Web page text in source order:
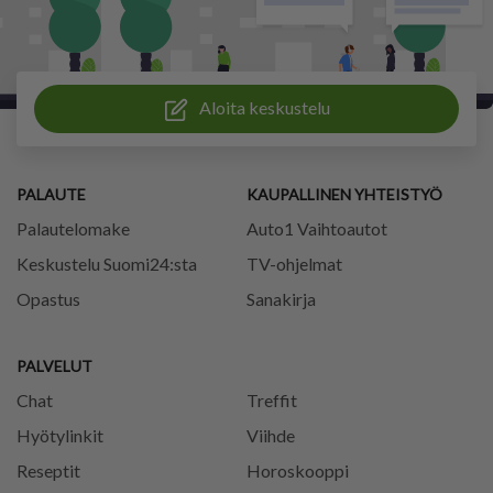
Aloita keskustelu
PALAUTE
Palautelomake
Keskustelu Suomi24:sta
Opastus
PALVELUT
Chat
Treffit
Hyötylinkit
Viihde
Reseptit
Horoskooppi
KAUPALLINEN YHTEISTYÖ
Auto1 Vaihtoautot
TV-ohjelmat
Sanakirja